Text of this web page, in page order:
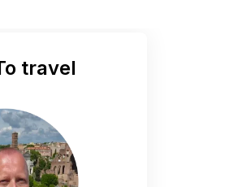
travel